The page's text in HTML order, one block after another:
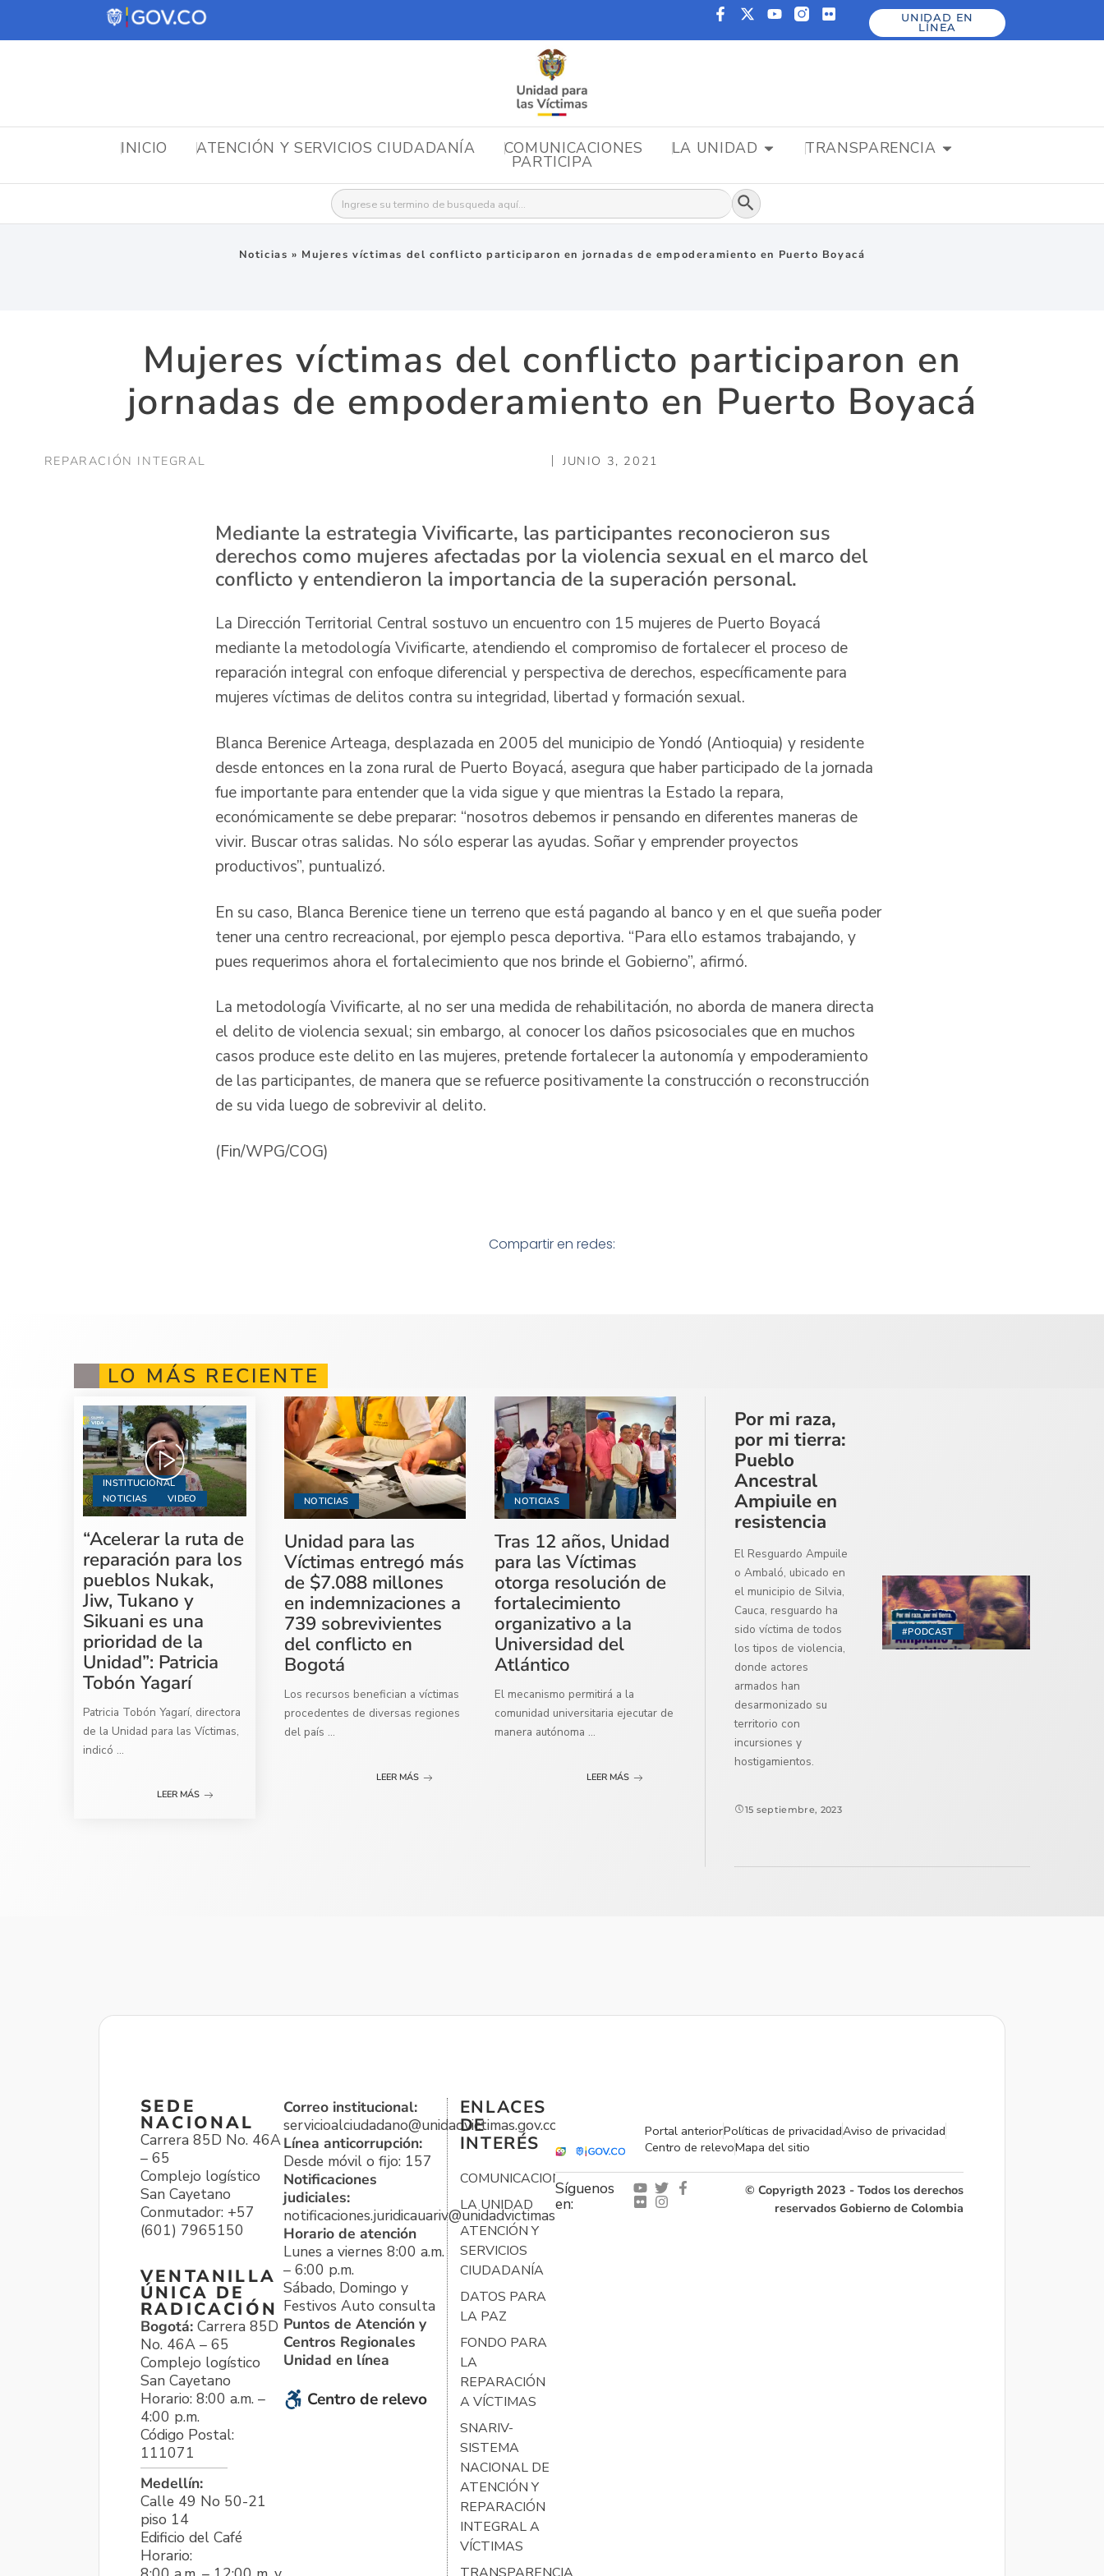
UNIDAD EN
LÍNEA
INICIO ATENCIÓN Y SERVICIOS CIUDADANÍA COMUNICACIONES LA UNIDAD TRANSPARENCIA
PARTICIPA
Buscar: Botón de búsqueda
Noticias » Mujeres víctimas del conflicto participaron en jornadas de empoderamiento en Puerto Boyacá
Mujeres víctimas del conflicto participaron en
jornadas de empoderamiento en Puerto Boyacá
REPARACIÓN INTEGRAL JUNIO 3, 2021
Mediante la estrategia Vivificarte, las participantes reconocieron sus
derechos como mujeres afectadas por la violencia sexual en el marco del
conflicto y entendieron la importancia de la superación personal.
La Dirección Territorial Central sostuvo un encuentro con 15 mujeres de Puerto Boyacá
mediante la metodología Vivificarte, atendiendo el compromiso de fortalecer el proceso de
reparación integral con enfoque diferencial y perspectiva de derechos, específicamente para
mujeres víctimas de delitos contra su integridad, libertad y formación sexual.
Blanca Berenice Arteaga, desplazada en 2005 del municipio de Yondó (Antioquia) y residente
desde entonces en la zona rural de Puerto Boyacá, asegura que haber participado de la jornada
fue importante para entender que la vida sigue y que mientras la Estado la repara,
económicamente se debe preparar: “nosotros debemos ir pensando en diferentes maneras de
vivir. Buscar otras salidas. No sólo esperar las ayudas. Soñar y emprender proyectos
productivos”, puntualizó.
En su caso, Blanca Berenice tiene un terreno que está pagando al banco y en el que sueña poder
tener una centro recreacional, por ejemplo pesca deportiva. “Para ello estamos trabajando, y
pues requerimos ahora el fortalecimiento que nos brinde el Gobierno”, afirmó.
La metodología Vivificarte, al no ser una medida de rehabilitación, no aborda de manera directa
el delito de violencia sexual; sin embargo, al conocer los daños psicosociales que en muchos
casos produce este delito en las mujeres, pretende fortalecer la autonomía y empoderamiento
de las participantes, de manera que se refuerce positivamente la construcción o reconstrucción
de su vida luego de sobrevivir al delito.
(Fin/WPG/COG)
Compartir en redes:
LO MÁS RECIENTE
INSTITUCIONAL
NOTICIAS
VIDEO
“Acelerar la ruta de
reparación para los
pueblos Nukak,
Jiw, Tukano y
Sikuani es una
prioridad de la
Unidad”: Patricia
Tobón Yagarí
Patricia Tobón Yagarí, directora
de la Unidad para las Víctimas,
indicó ...
LEER MÁS
NOTICIAS
Unidad para las
Víctimas entregó más
de $7.088 millones
en indemnizaciones a
739 sobrevivientes
del conflicto en
Bogotá
Los recursos benefician a víctimas
procedentes de diversas regiones
del país ...
LEER MÁS
NOTICIAS
Tras 12 años, Unidad
para las Víctimas
otorga resolución de
fortalecimiento
organizativo a la
Universidad del
Atlántico
El mecanismo permitirá a la
comunidad universitaria ejecutar de
manera autónoma ...
LEER MÁS
#PODCAST
Por mi raza,
por mi tierra:
Pueblo
Ancestral
Ampiuile en
resistencia
El Resguardo Ampuile
o Ambaló, ubicado en
el municipio de Silvia,
Cauca, resguardo ha
sido víctima de todos
los tipos de violencia,
donde actores
armados han
desarmonizado su
territorio con
incursiones y
hostigamientos.
15 septiembre, 2023
SEDE
NACIONAL
Carrera 85D No. 46A
– 65
Complejo logístico
San Cayetano
Conmutador: +57
(601) 7965150
VENTANILLA
ÚNICA DE
RADICACIÓN
Bogotá: Carrera 85D
No. 46A – 65
Complejo logístico
San Cayetano
Horario: 8:00 a.m. –
4:00 p.m.
Código Postal:
111071
Medellín:
Calle 49 No 50-21
piso 14
Edificio del Café
Horario:
Correo institucional:
servicioalciudadano@unidadvictimas.gov.co
Línea anticorrupción:
Desde móvil o fijo: 157
Notificaciones
judiciales:
notificaciones.juridicauariv@unidadvictimas.gov.co
Horario de atención
Lunes a viernes 8:00 a.m.
– 6:00 p.m.
Sábado, Domingo y
Festivos Auto consulta
Puntos de Atención y
Centros Regionales
Unidad en línea
Centro de relevo
ENLACES
DE
INTERÉS
COMUNICACIONES
LA UNIDAD
ATENCIÓN Y
SERVICIOS
CIUDADANÍA
DATOS PARA
LA PAZ
FONDO PARA
LA
REPARACIÓN
A VÍCTIMAS
SNARIV-
SISTEMA
NACIONAL DE
ATENCIÓN Y
REPARACIÓN
INTEGRAL A
VÍCTIMAS
TRANSPARENCIA
Portal anteriorPolíticas de privacidadAviso de privacidad
Centro de relevoMapa del sitio
Síguenos
en:
© Copyrigth 2023 - Todos los derechos
reservados Gobierno de Colombia